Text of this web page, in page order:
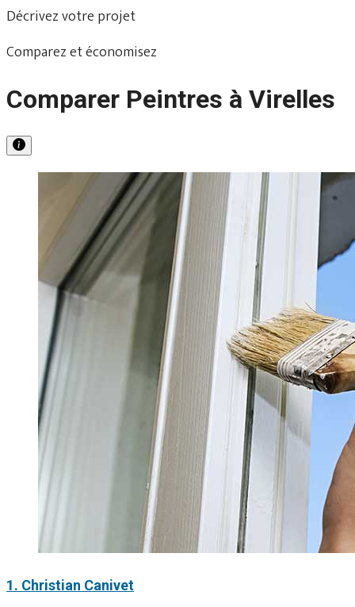
Décrivez votre projet
Comparez et économisez
Comparer Peintres à Virelles
1. Christian Canivet